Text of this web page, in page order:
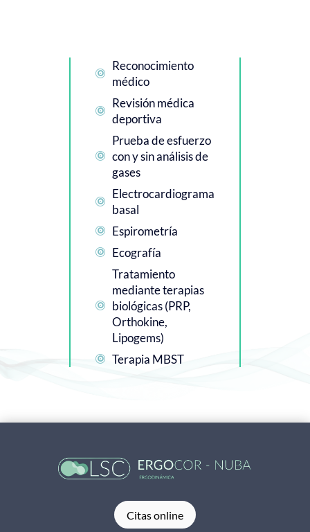

Reconocimiento
médico

Revisión médica
deportiva

Prueba de esfuerzo
con y sin análisis de
gases

Electrocardiograma
basal
 Espirometría
 Ecografía

Tratamiento
mediante terapias
biológicas (PRP,
Orthokine,
Lipogems)
 Terapia MBST
Citas online